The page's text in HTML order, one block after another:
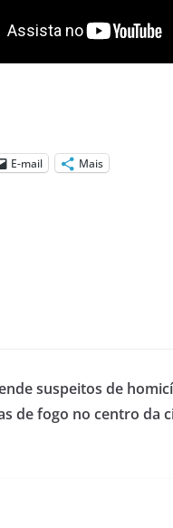
E-mail
Mais
suspeitos de
de fogo no centro da